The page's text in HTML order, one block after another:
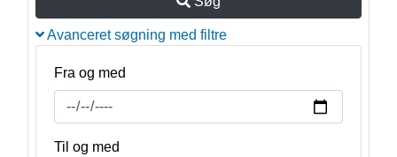
Avanceret søgning med filtre
Fra og med
Til og med